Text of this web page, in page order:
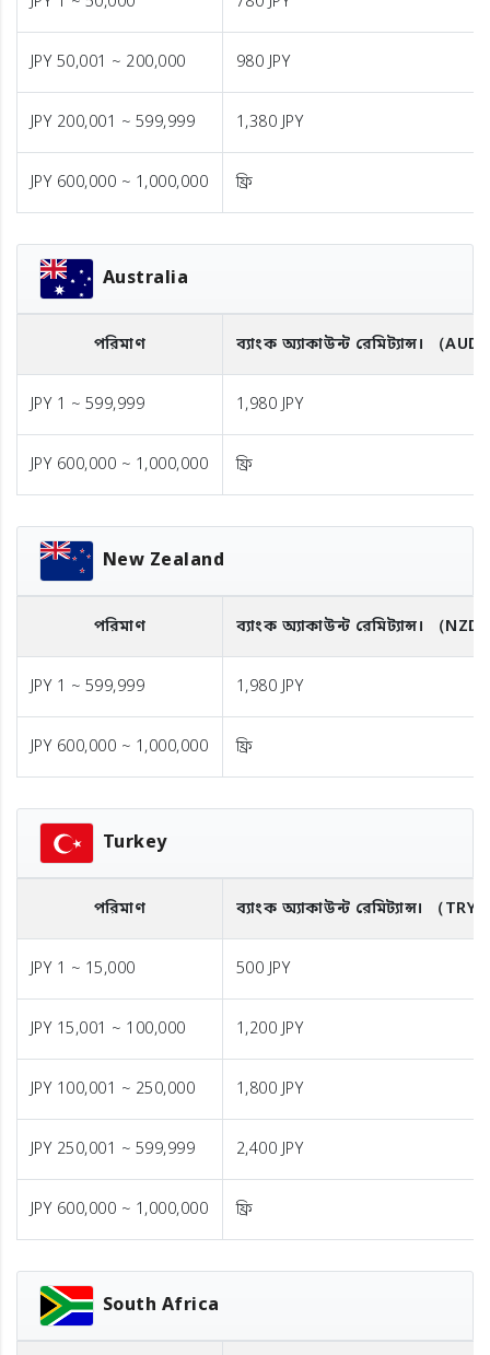
JPY 50,001 ~ 200,000 980 JPY
JPY 200,001 ~ 599,999 1,380 JPY
JPY 600,000 ~ 1,000,000 ফ্রি
Australia
পরিমাণ ব্যাংক অ্যাকাউন্ট রেমিট্যান্স। （
JPY 1 ~ 599,999 1,980 JPY
JPY 600,000 ~ 1,000,000 ফ্রি
New Zealand
পরিমাণ ব্যাংক অ্যাকাউন্ট রেমিট্যান্স। （
JPY 1 ~ 599,999 1,980 JPY
JPY 600,000 ~ 1,000,000 ফ্রি
Turkey
পরিমাণ ব্যাংক অ্যাকাউন্ট রেমিট্যান্স। （TRY
JPY 1 ~ 15,000 500 JPY
JPY 15,001 ~ 100,000 1,200 JPY
JPY 100,001 ~ 250,000 1,800 JPY
JPY 250,001 ~ 599,999 2,400 JPY
JPY 600,000 ~ 1,000,000 ফ্রি
South Africa